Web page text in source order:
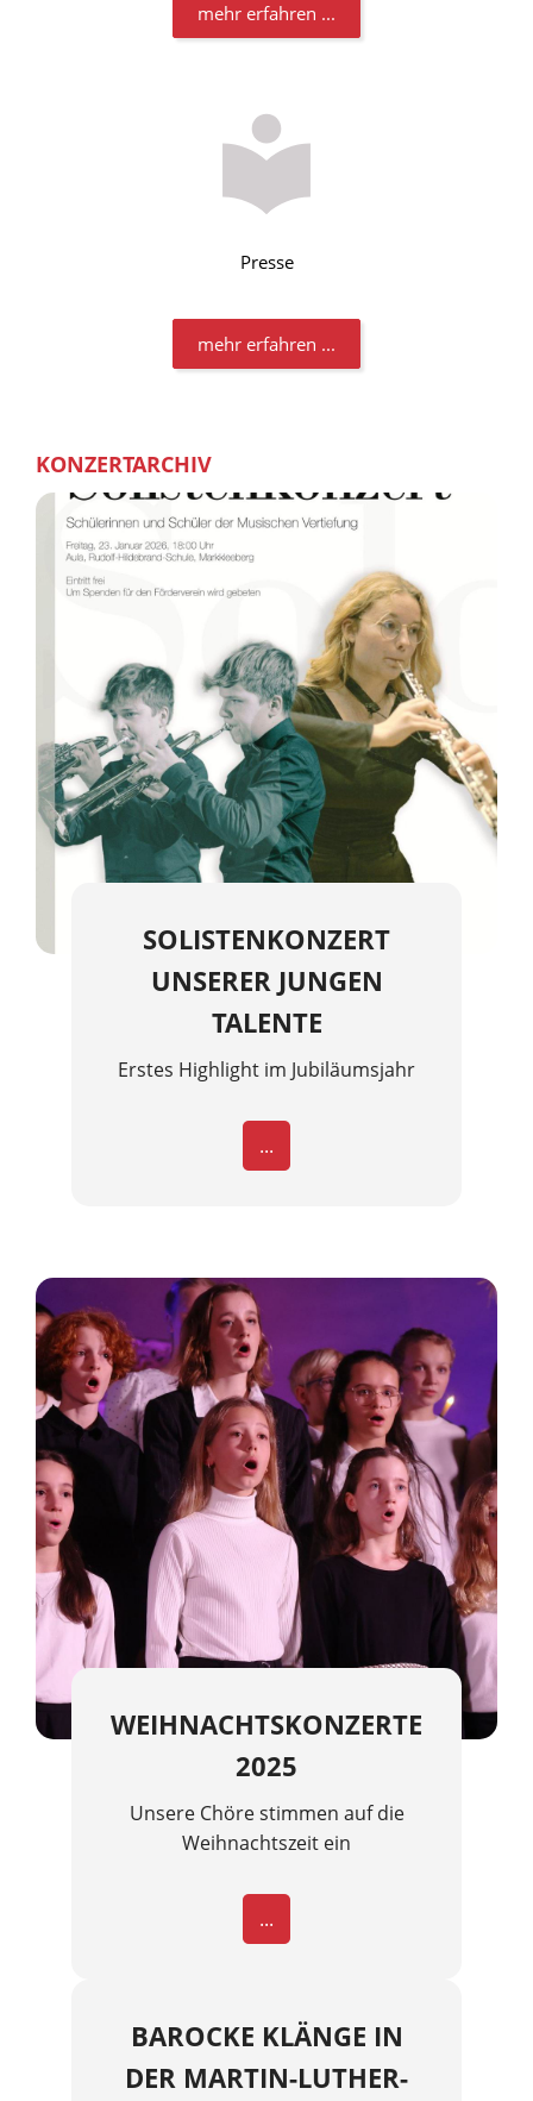
mehr erfahren ...
Presse
mehr erfahren ...
KONZERTARCHIV
SOLISTENKONZERT
UNSERER JUNGEN
TALENTE
Erstes Highlight im Jubiläumsjahr
...
WEIHNACHTSKONZERTE
2025
Unsere Chöre stimmen auf die
Weihnachtszeit ein
...
BAROCKE KLÄNGE IN
DER MARTIN-LUTHER-